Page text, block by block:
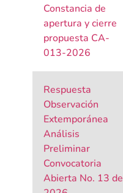
Constancia de
apertura y cierre
propuesta CA-
013-2026
Respuesta
Observación
Extemporánea
Análisis
Preliminar
Convocatoria
Abierta No. 13 de